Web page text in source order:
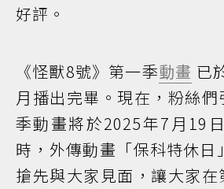
好評。
《怪獸8號》第一季動畫 已
月播出完畢。現在，粉絲
季動畫將於2025年7月19
時，外傳動畫「保科特休日
搶先與大家見面，讓大家在